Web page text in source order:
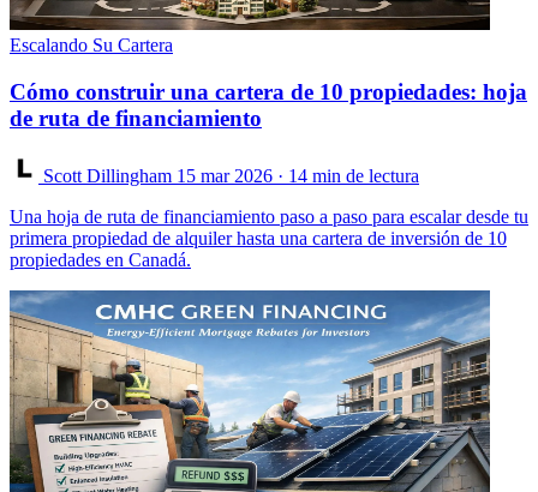
Escalando Su Cartera
Cómo construir una cartera de 10 propiedades: hoja
de ruta de financiamiento
Scott Dillingham 15 mar 2026 · 14 min de lectura
Una hoja de ruta de financiamiento paso a paso para escalar desde tu
primera propiedad de alquiler hasta una cartera de inversión de 10
propiedades en Canadá.